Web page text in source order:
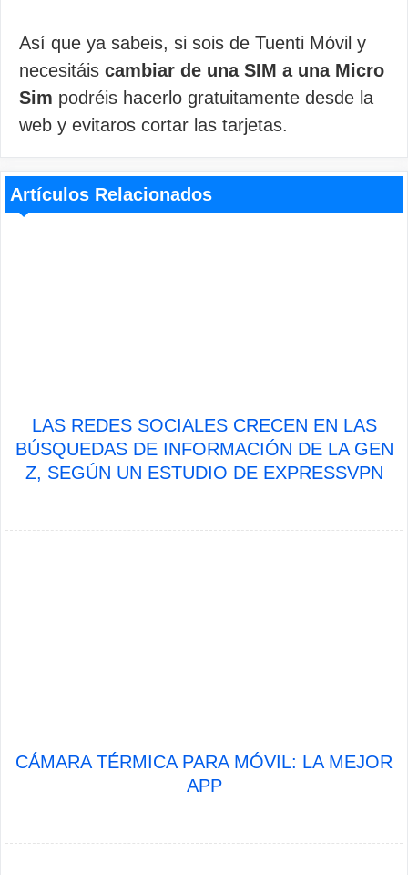
Así que ya sabeis, si sois de Tuenti Móvil y
necesitáis cambiar de una SIM a una Micro
Sim podréis hacerlo gratuitamente desde la
web y evitaros cortar las tarjetas.
Artículos Relacionados
LAS REDES SOCIALES CRECEN EN LAS
BÚSQUEDAS DE INFORMACIÓN DE LA GEN
Z, SEGÚN UN ESTUDIO DE EXPRESSVPN
CÁMARA TÉRMICA PARA MÓVIL: LA MEJOR
APP